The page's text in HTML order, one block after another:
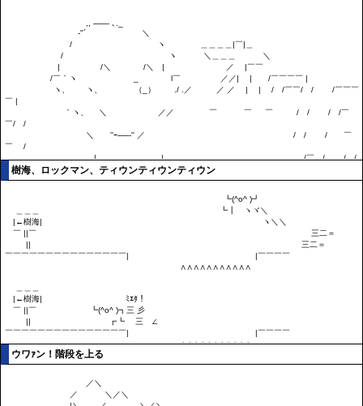
樹海、ロックマン、ティウンティウンティウン
ウワｧン！階段を上る